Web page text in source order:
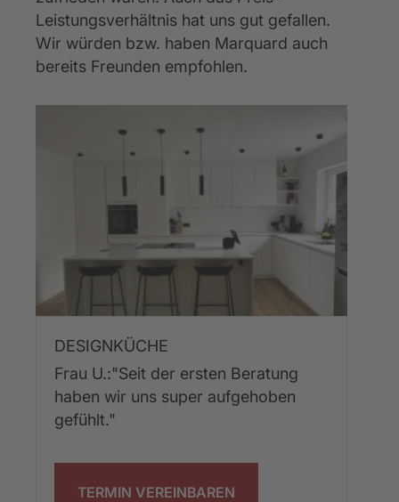
Leistungsverhältnis hat uns gut gefallen.
Wir würden bzw. haben Marquard auch
bereits Freunden empfohlen.
DESIGNKÜCHE
Frau U.:"Seit der ersten Beratung
haben wir uns super aufgehoben
gefühlt."
TERMIN VEREINBAREN